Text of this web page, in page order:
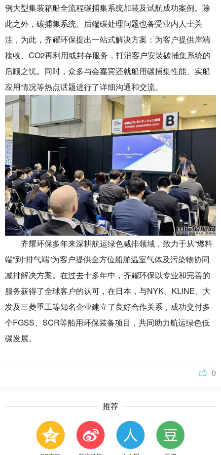
例大型集装箱船全流程碳捕集系统加装及试航成功案例。除
此之外，碳捕集系统、后端碳处理问题也备受业内人士关
注，为此，齐耀环保提出一站式解决方案：为客户提供岸端
接收、CO2再利用或封存服务，打消客户安装碳捕集系统的
后顾之忧。同时，众多与会嘉宾还就船用碳捕集性能、实船
应用情况等热点话题进行了详细沟通和交流。
齐耀环保多年来深耕航运绿色减排领域，致力于从“燃料
端”到“排气端”为客户提供全方位船舶温室气体及污染物协同
减排解决方案。在过去十多年中，齐耀环保以专业和完善的
服务获得了全球客户的认可，在日本，与NYK、KLINE、大
发及三菱重工等知名企业建立了良好合作关系，成功交付多
个FGSS、SCR等船用环保装备项目，共同助力航运绿色低
碳发展。
0
推荐